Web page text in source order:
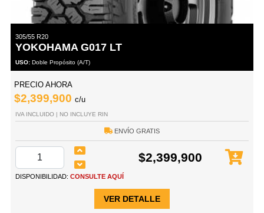
305/55 R20
YOKOHAMA G017 LT
USO: Doble Propósito (A/T)
PRECIO AHORA
$2,399,900 c/u
IVA INCLUIDO | NO INCLUYE RIN
ENVÍO GRATIS
$2,399,900
DISPONIBILIDAD: CONSULTE AQUÍ
VER DETALLE